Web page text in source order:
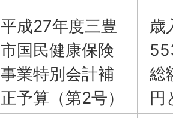
平成27年度三豊
市国民健康保険
事業特別会計補
正予算（第2号）
歳
総
円